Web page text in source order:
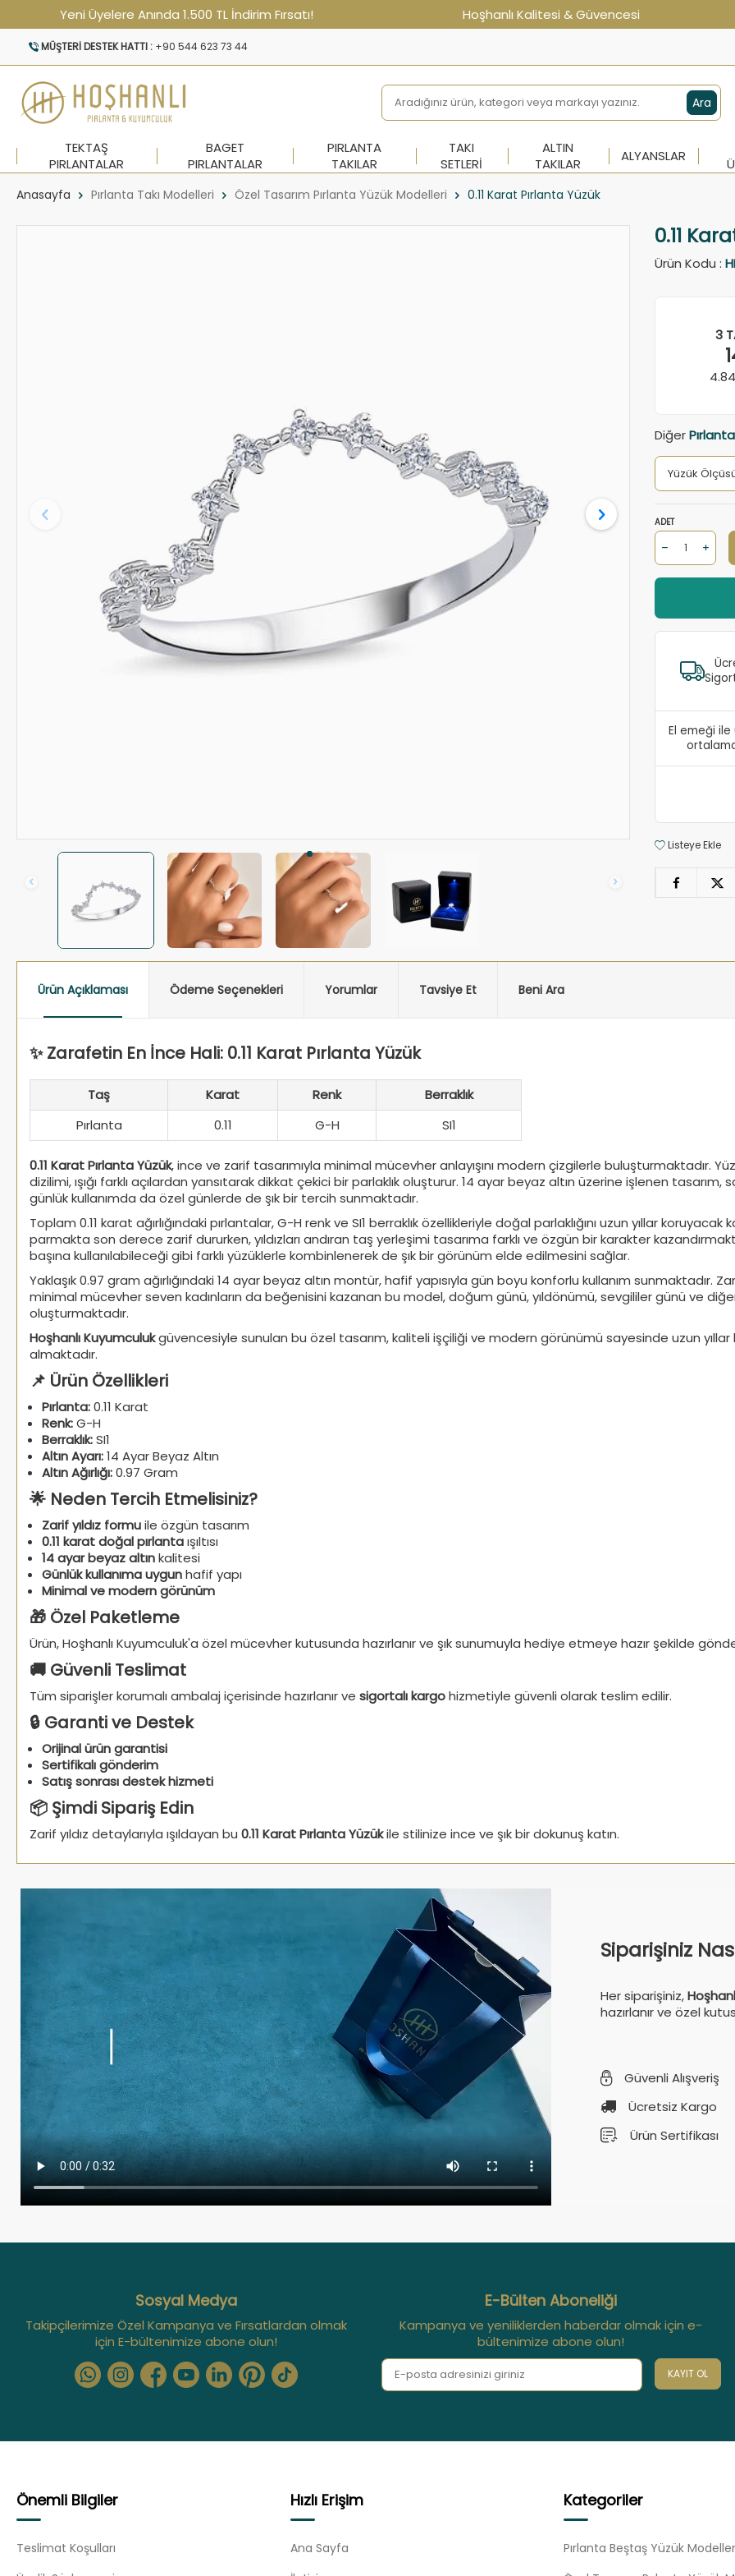
Yeni Üyelere Anında 1.500 TL İndirim Fırsatı! Hoşhanlı Kalitesi & Güvencesi
MÜŞTERI DESTEK HATTI : +90 544 623 73 44
Ara
TEKTAŞ
PIRLANTALAR
BAGET
PIRLANTALAR
PIRLANTA
TAKILAR
TAKI
SETLERI
ALTIN
TAKILAR
ALYANSLAR
Anasayfa Pırlanta Takı Modelleri Özel Tasarım Pırlanta Yüzük Modelleri 0.11 Karat Pırlanta Yüzük
0.11
Ürün Kodu :
3
Diğer
ADET
El emeği
Listeye Ekle
Ürün Açıklaması Ödeme Seçenekleri Yorumlar Tavsiye Et Beni Ara
✨ Zarafetin En İnce Hali: 0.11 Karat Pırlanta Yüzük
Taş Karat Renk
Berraklık
Pırlanta
0.11 G-H SI1
0.11 Karat Pırlanta Yüzük, ince ve zarif tasarımıyla minimal mücevher anlayışını modern çizgilerle buluşturmaktadır.
dizilimi, ışığı farklı açılardan yansıtarak dikkat çekici bir parlaklık oluşturur. 14 ayar beyaz altın üzerine işlenen
günlük kullanımda da özel günlerde de şık bir tercih sunmaktadır.
Toplam 0.11 karat ağırlığındaki pırlantalar, G-H renk ve SI1 berraklık özellikleriyle doğal parlaklığını uzun yıllar
parmakta son derece zarif dururken, yıldızları andıran taş yerleşimi tasarıma farklı ve özgün bir karakter
başına kullanılabileceği gibi farklı yüzüklerle kombinlenerek de şık bir görünüm elde edilmesini sağlar.
Yaklaşık 0.97 gram ağırlığındaki 14 ayar beyaz altın montür, hafif yapısıyla gün boyu konforlu kullanım sunmaktadır.
minimal mücevher seven kadınların da beğenisini kazanan bu model, doğum günü, yıldönümü, sevgililer günü ve
oluşturmaktadır.
Hoşhanlı Kuyumculukgüvencesiyle sunulan bu özel tasarım, kaliteli işçiliği ve modern görünümü sayesinde uzun
almaktadır.
📌 Ürün Özellikleri
Pırlanta:0.11 Karat
Renk:G-H
Berraklık:SI1
Altın Ayarı:14 Ayar Beyaz Altın
Altın Ağırlığı:0.97 Gram
🌟 Neden Tercih Etmelisiniz?
Zarif yıldız formuile özgün tasarım
0.11 karat doğal pırlantaışıltısı
14 ayar beyaz altınkalitesi
Günlük kullanıma uygunhafif yapı
Minimal ve modern görünüm
🎁 Özel Paketleme
Ürün, Hoşhanlı Kuyumculuk'a özel mücevher kutusunda hazırlanır ve şık sunumuyla hediye etmeye hazır şekilde
🚚 Güvenli Teslimat
Tüm siparişler korumalı ambalaj içerisinde hazırlanır ve sigortalı kargohizmetiyle güvenli olarak teslim edilir.
🔒 Garanti ve Destek
Orijinal ürün garantisi
Sertifikalı gönderim
Satış sonrası destek hizmeti
📦 Şimdi Sipariş Edin
Zarif yıldız detaylarıyla ışıldayan bu 0.11 Karat Pırlanta Yüzükile stilinize ince ve şık bir dokunuş katın.
Siparişiniz
Her siparişiniz,
hazırlanır ve özel
Güvenli Alışveriş
Ücretsiz Kargo
Ürün Sertifikası
Sosyal Medya
Takipçilerimize Özel Kampanya ve Fırsatlardan olmak
için E-bültenimize abone olun!
E-Bülten Aboneliği
Kampanya ve yeniliklerden haberdar olmak için e-
bültenimize abone olun!
KAYIT OL
Önemli Bilgiler
Teslimat Koşulları
Hızlı Erişim
Ana Sayfa
Kategoriler
Pırlanta Beştaş Yüzük